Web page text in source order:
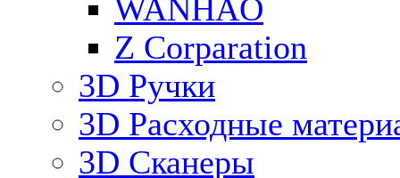
WANHAO
Z Corparation
3D Ручки
3D Расходные
3D Сканеры